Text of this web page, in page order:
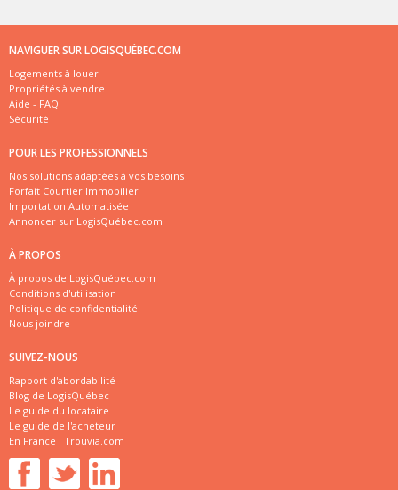
NAVIGUER SUR LOGISQUÉBEC.COM
Logements à louer
Propriétés à vendre
Aide - FAQ
Sécurité
POUR LES PROFESSIONNELS
Nos solutions adaptées à vos besoins
Forfait Courtier Immobilier
Importation Automatisée
Annoncer sur LogisQuébec.com
À PROPOS
À propos de LogisQuébec.com
Conditions d'utilisation
Politique de confidentialité
Nous joindre
SUIVEZ-NOUS
Rapport d'abordabilité
Blog de LogisQuébec
Le guide du locataire
Le guide de l'acheteur
En France : Trouvia.com